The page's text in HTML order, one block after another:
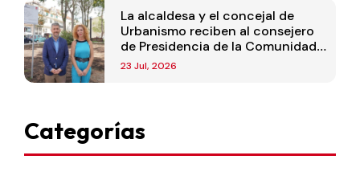
La alcaldesa y el concejal de
Urbanismo reciben al consejero
de Presidencia de la Comunidad
de Madrid
23 Jul, 2026
Categorías